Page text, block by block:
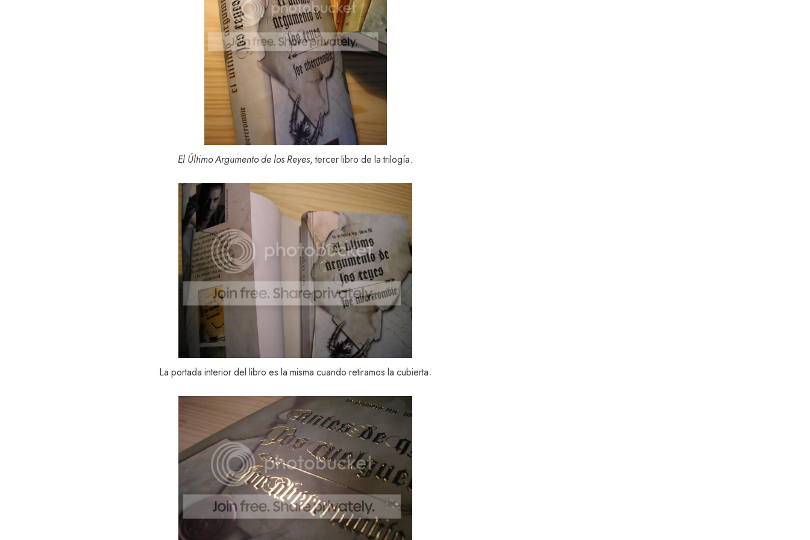
El Último Argumento de los Reyes, tercer libro de la trilogía.
La portada interior del libro es la misma cuando retiramos la cubierta.